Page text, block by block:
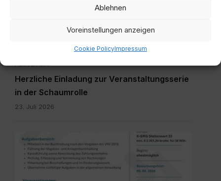
Ablehnen
Voreinstellungen anzeigen
Cookie PolicyImpressum
ALLGEMEIN
Herzliche Einladung zur Veranstaltungsserie
in der Schaumrolle
23. Juli 2026
Millstatt
MA